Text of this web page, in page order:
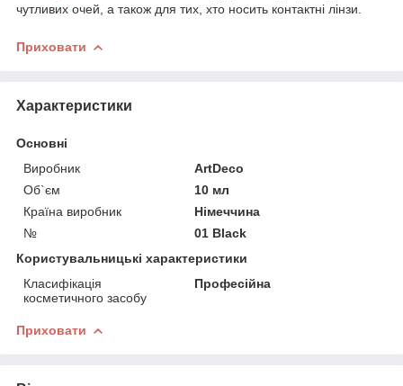
чутливих очей, а також для тих, хто носить контактні лінзи.
Приховати
Характеристики
Основні
Виробник
ArtDeco
Об`єм
10 мл
Країна виробник
Німеччина
№
01 Black
Користувальницькі характеристики
Класифікація
косметичного засобу
Професійна
Приховати